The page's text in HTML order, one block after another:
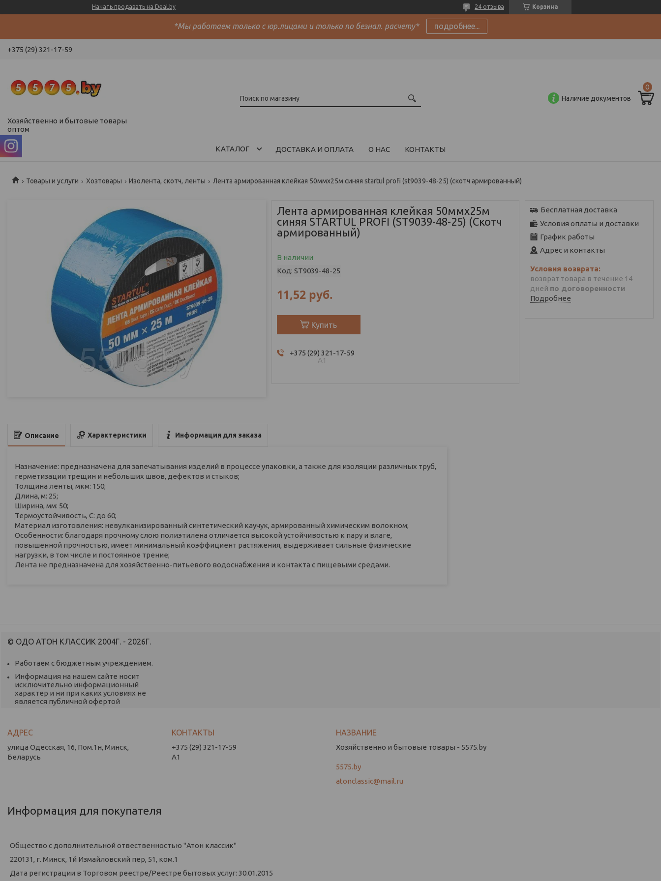
Начать продавать на Deal.by Корзина
24 отзыва
*Мы работаем только с юр.лицами и только по безнал. расчету* подробнее...
+375 (29) 321-17-59
Хозяйственно и бытовые товары
оптом
Наличие документов
КАТАЛОГ ДОСТАВКА И ОПЛАТА О НАС КОНТАКТЫ
Товары и услуги Хозтовары Изолента, скотч, ленты Лента армированная клейкая 50ммх25м синяя startul profi (st9039-48-25) (скотч армированный)
Лента армированная клейкая 50ммх25м
синяя STARTUL PROFI (ST9039-48-25) (Скотч
армированный)
В наличии
Код: ST9039-48-25
11,52 руб.
Купить
+375 (29) 321-17-59
А1
Бесплатная доставка
Условия оплаты и доставки
График работы
Адрес и контакты
возврат товара в течение 14
дней по договоренности
Подробнее
Описание Характеристики Информация для заказа
Назначение: предназначена для запечатывания изделий в процессе упаковки, а также для изоляции различных труб,
герметизации трещин и небольших швов, дефектов и стыков;
Толщина ленты, мкм: 150;
Длина, м: 25;
Ширина, мм: 50;
Термоустойчивость, С: до 60;
Материал изготовления: невулканизированный cинтетический каучук, армированный химическим волокном;
Особенности: благодаря прочному слою полиэтилена отличается высокой устойчивостью к пару и влаге,
повышенной прочностью, имеет минимальный коэффициент растяжения, выдерживает сильные физические
нагрузки, в том числе и постоянное трение;
Лента не предназначена для хозяйственно-питьевого водоснабжения и контакта с пищевыми средами.
© ОДО АТОН КЛАССИК 2004Г. - 2026Г.
Работаем с бюджетным учреждением.
Информация на нашем сайте носит
исключительно информационный
характер и ни при каких условиях не
является публичной офертой
улица Одесская, 16, Пом.1н, Минск,
Беларусь
+375 (29) 321-17-59
А1
Хозяйственно и бытовые товары - 5575.by
5575.by
atonclassic@mail.ru
Информация для покупателя
Общество с дополнительной отвественностью "Атон классик"
220131, г. Минск, 1й Измайловский пер, 51, ком.1
Дата регистрации в Торговом реестре/Реестре бытовых услуг: 30.01.2015